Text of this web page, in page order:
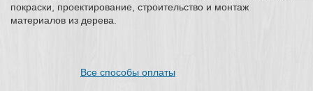
покраски, проектирование, строительство и монтаж
материалов из дерева.
Все способы оплаты